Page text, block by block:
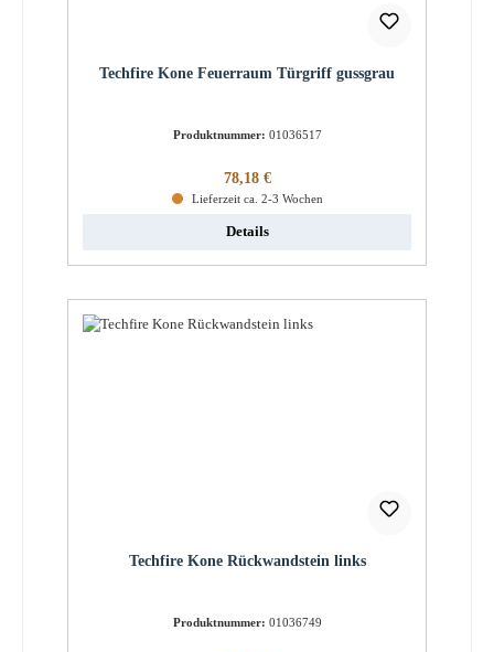
Techfire Kone Feuerraum Türgriff gussgrau
Produktnummer: 01036517
Regulärer Preis:
78,18 €
Lieferzeit ca. 2-3 Wochen
Details
Techfire Kone Rückwandstein links
Produktnummer: 01036749